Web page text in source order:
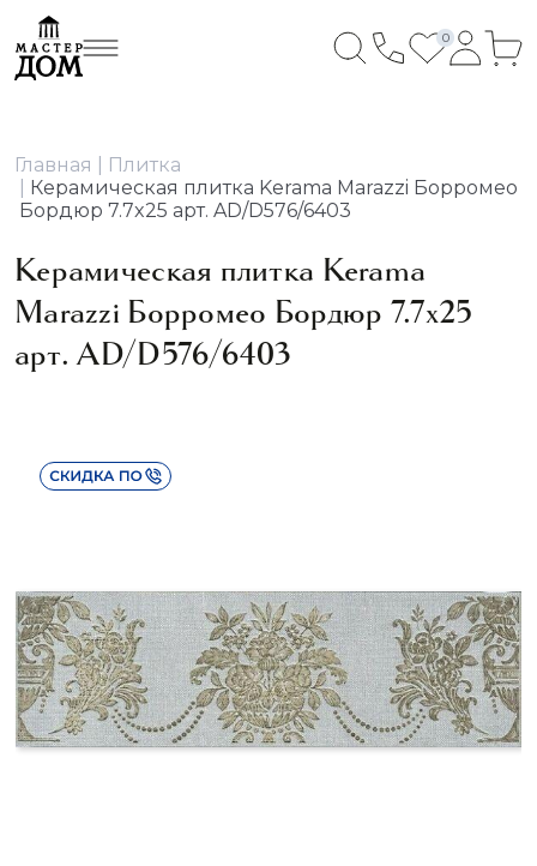
0
Главная
Плитка
Керамическая плитка Kerama Marazzi Борромео
Бордюр 7.7x25 арт. AD/D576/6403
Керамическая плитка Kerama
Marazzi Борромео Бордюр 7.7x25
арт. AD/D576/6403